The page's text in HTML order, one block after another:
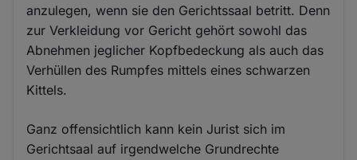
anzulegen, wenn sie den Gerichtssaal betritt. Denn
zur Verkleidung vor Gericht gehört sowohl das
Abnehmen jeglicher Kopfbedeckung als auch das
Verhüllen des Rumpfes mittels eines schwarzen
Kittels.
Ganz offensichtlich kann kein Jurist sich im
Gerichtsaal auf irgendwelche Grundrechte